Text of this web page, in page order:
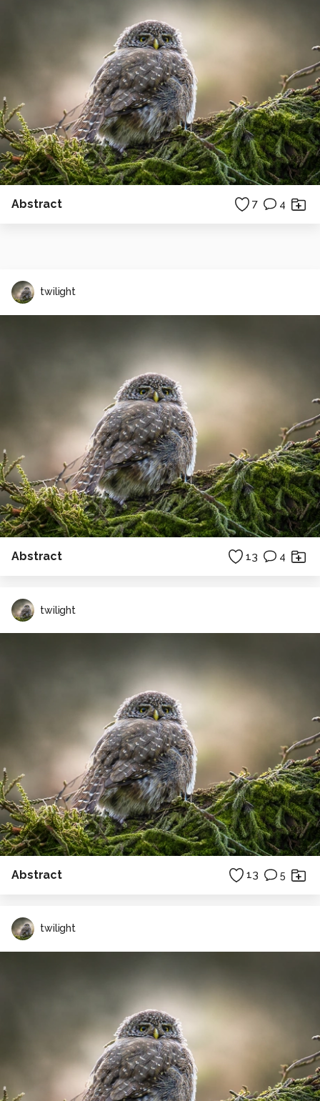
Abstract 7 4
twilight
Abstract 13 4
twilight
Abstract 13 5
twilight